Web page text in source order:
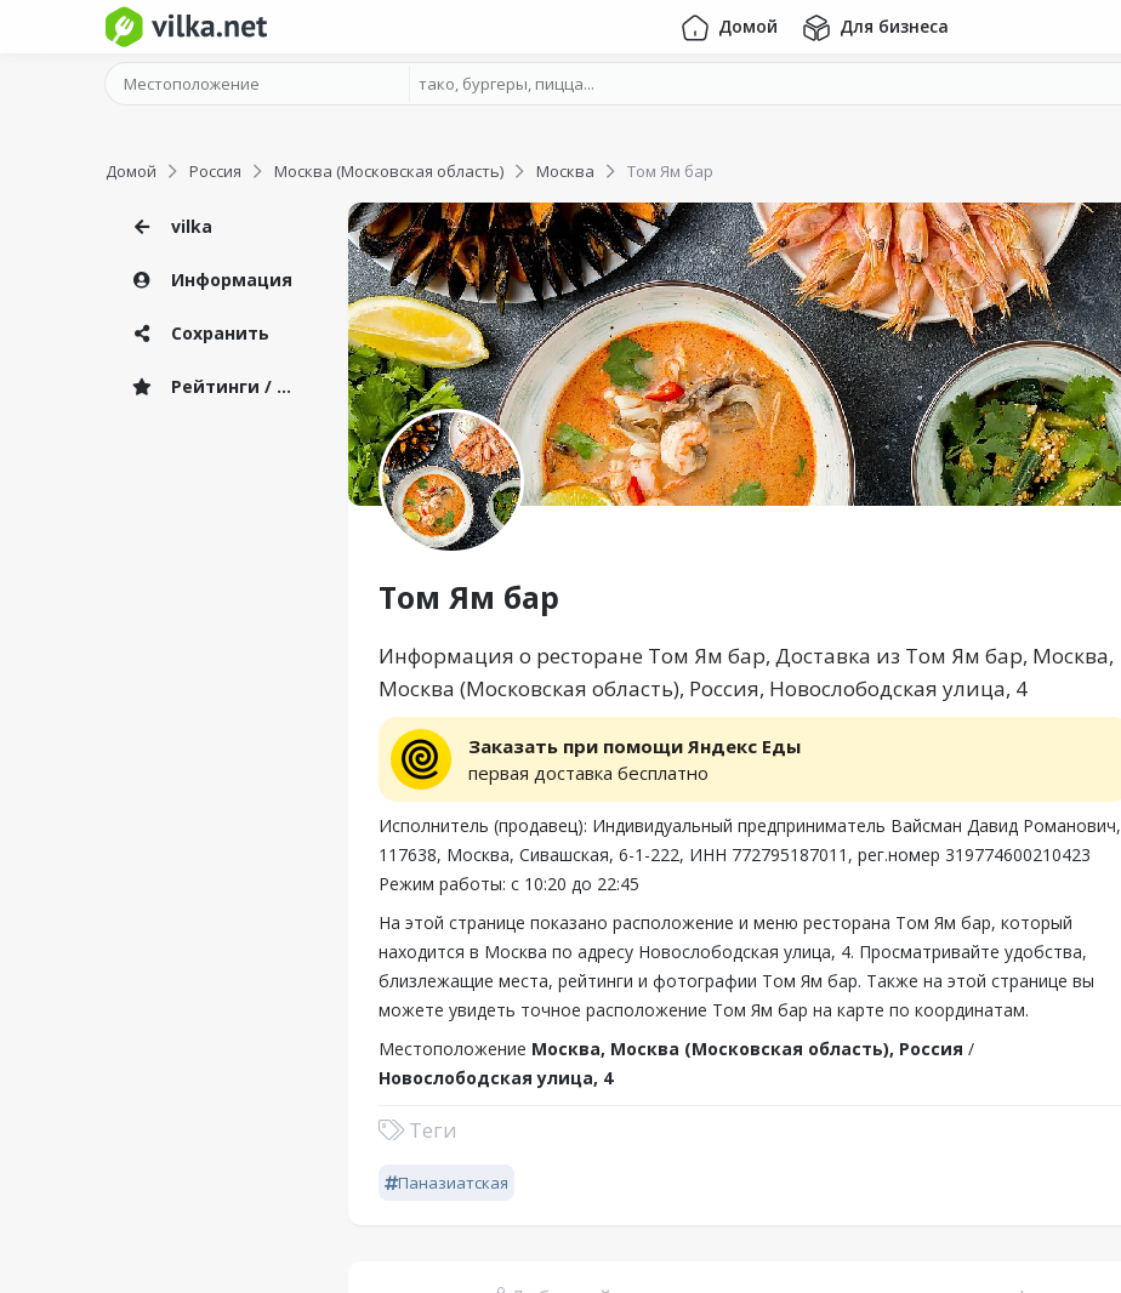
Домой Для бизнеса
Домой Россия Москва (Московская область) Москва Том Ям бар
vilka
Информация
Сохранить
Рейтинги / Отзывы
Том Ям бар
Информация о ресторане Том Ям бар, Доставка из Том Ям бар, Москва,
Москва (Московская область), Россия, Новослободская улица, 4
Заказать при помощи Яндекс Еды
первая доставка бесплатно
Исполнитель (продавец): Индивидуальный предприниматель Вайсман Давид Романович,
117638, Москва, Сивашская, 6-1-222, ИНН 772795187011, рег.номер 319774600210423
Режим работы: с 10:20 до 22:45
На этой странице показано расположение и меню ресторана Том Ям бар, который
находится в Москва по адресу Новослободская улица, 4. Просматривайте удобства,
близлежащие места, рейтинги и фотографии Том Ям бар. Также на этой странице вы
можете увидеть точное расположение Том Ям бар на карте по координатам.
Местоположение Москва, Москва (Московская область), Россия /
Новослободская улица, 4
Теги
Паназиатская